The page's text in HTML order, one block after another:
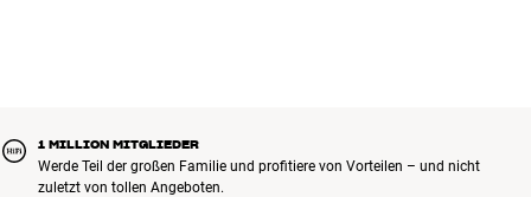
1 MILLION MITGLIEDER
Werde Teil der großen Familie und profitiere von Vorteilen – und nicht
zuletzt von tollen Angeboten.